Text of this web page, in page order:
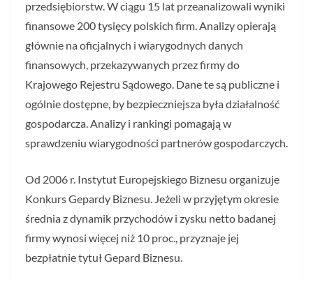
przedsiębiorstw. W ciągu 15 lat przeanalizowali wyniki
finansowe 200 tysięcy polskich firm. Analizy opierają
głównie na oficjalnych i wiarygodnych danych
finansowych, przekazywanych przez firmy do
Krajowego Rejestru Sądowego. Dane te są publiczne i
ogólnie dostępne, by bezpieczniejsza była działalność
gospodarcza. Analizy i rankingi pomagają w
sprawdzeniu wiarygodności partnerów gospodarczych.
Od 2006 r. Instytut Europejskiego Biznesu organizuje
Konkurs Gepardy Biznesu. Jeżeli w przyjętym okresie
średnia z dynamik przychodów i zysku netto badanej
firmy wynosi więcej niż 10 proc., przyznaje jej
bezpłatnie tytuł Gepard Biznesu.